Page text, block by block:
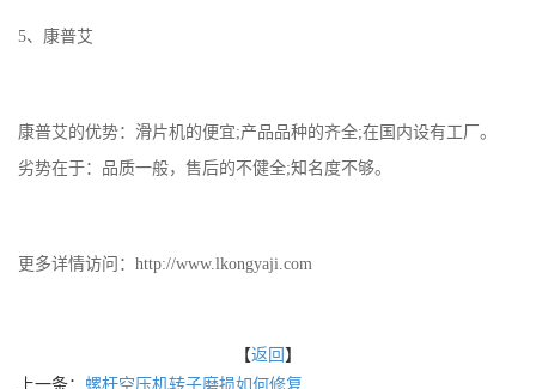
5、康普艾
康普艾的优势：滑片机的便宜;产品品种的齐全;在国内设有工厂。
劣势在于：品质一般，售后的不健全;知名度不够。
更多详情访问：http://www.lkongyaji.com
【返回】
上一条： 螺杆空压机转子磨损如何修复